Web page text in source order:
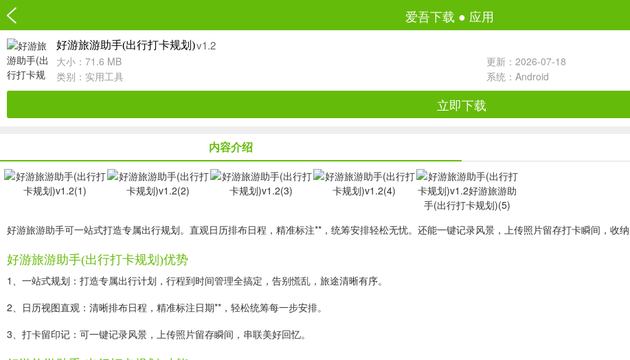
爱吾下载 ● 应用
好游旅游助手(出行打卡规划)v1.2
大小：71.6 MB
更新：2026-07-18
类别： 实用工具 系统：Android
立即下载
内容介绍
好游旅游助手可一站式打造专属出行规划。直观日历排布日程，精准标注**，统筹安排轻松无忧。还能一键记录风景，上传照片留存打卡瞬间，收
好游旅游助手(出行打卡规划)优势
1、一站式规划：打造专属出行计划，行程到时间管理全搞定，告别慌乱，旅途清晰有序。
2、日历视图直观：清晰排布日程，精准标注日期**，轻松统筹每一步安排。
3、打卡留印记：可一键记录风景，上传照片留存瞬间，串联美好回忆。